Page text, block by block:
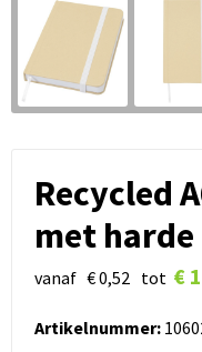
Recycled
met
vanaf € 0,52 tot €
Artikelnummer: